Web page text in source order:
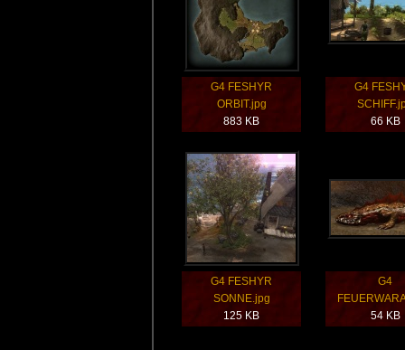
G4 FESHYR
ORBIT.jpg
883 KB
G4
66 KB
G4 FESHYR
SONNE.jpg
125 KB
G4
54 KB